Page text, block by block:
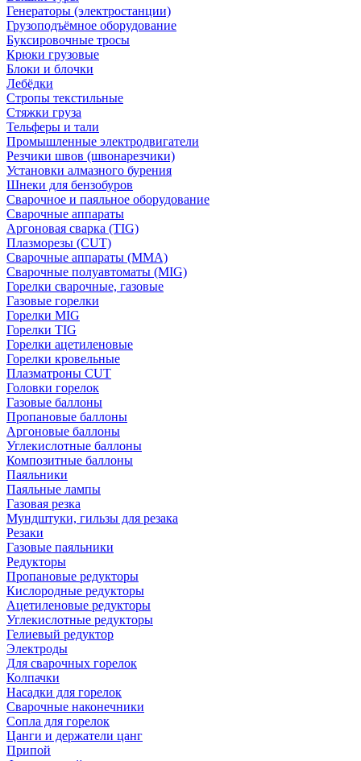
Генераторы (электростанции)
Грузоподъёмное оборудование
Буксировочные тросы
Крюки грузовые
Блоки и блочки
Лебёдки
Стропы текстильные
Стяжки груза
Тельферы и тали
Промышленные электродвигатели
Резчики швов (швонарезчики)
Установки алмазного бурения
Шнеки для бензобуров
Сварочное и паяльное оборудование
Сварочные аппараты
Аргоновая сварка (TIG)
Плазморезы (CUT)
Сварочные аппараты (MMA)
Сварочные полуавтоматы (MIG)
Горелки сварочные, газовые
Газовые горелки
Горелки MIG
Горелки TIG
Горелки ацетиленовые
Горелки кровельные
Плазматроны CUT
Головки горелок
Газовые баллоны
Пропановые баллоны
Аргоновые баллоны
Углекислотные баллоны
Композитные баллоны
Паяльники
Паяльные лампы
Газовая резка
Мундштуки, гильзы для резака
Резаки
Газовые паяльники
Редукторы
Пропановые редукторы
Кислородные редукторы
Ацетиленовые редукторы
Углекислотные редукторы
Гелиевый редуктор
Электроды
Для сварочных горелок
Колпачки
Насадки для горелок
Сварочные наконечники
Сопла для горелок
Цанги и держатели цанг
Припой